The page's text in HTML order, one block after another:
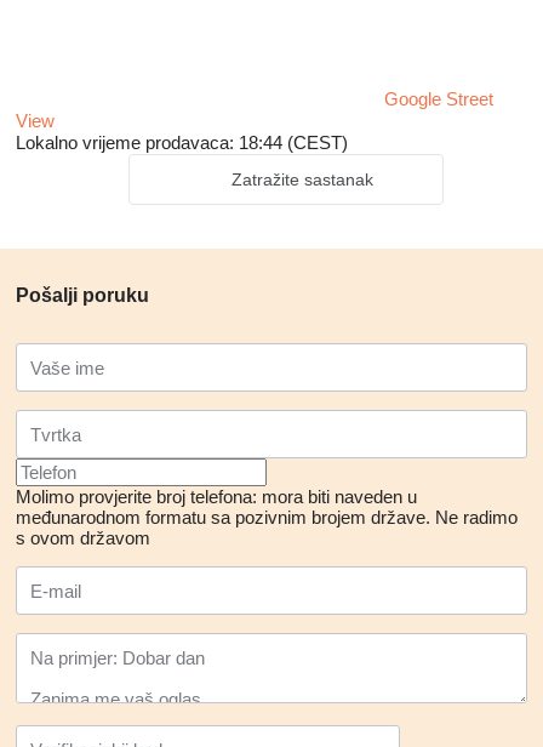
Google Street
View
Lokalno vrijeme prodavaca: 18:44 (CEST)
Zatražite sastanak
Pošalji poruku
Molimo provjerite broj telefona: mora biti naveden u
međunarodnom formatu sa pozivnim brojem države. Ne radimo
s ovom državom